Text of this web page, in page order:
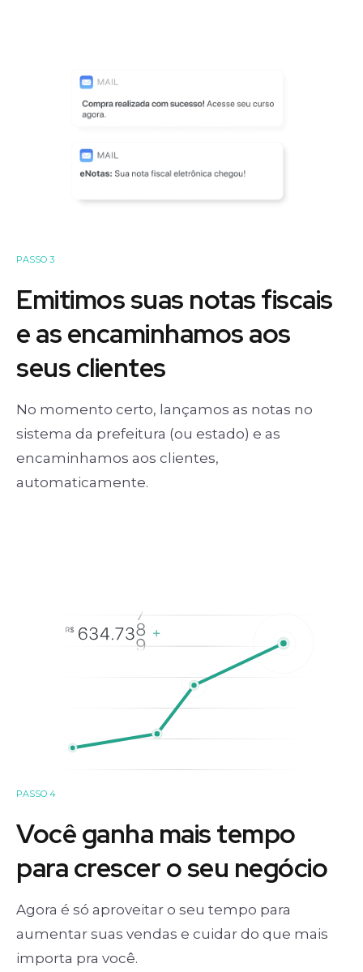
PASSO 3
Emitimos suas notas fiscais
e as encaminhamos aos
seus clientes
No momento certo, lançamos as notas no
sistema da prefeitura (ou estado) e as
encaminhamos aos clientes,
automaticamente.
PASSO 4
Você ganha mais tempo
para crescer o seu negócio
Agora é só aproveitar o seu tempo para
aumentar suas vendas e cuidar do que mais
importa pra você.